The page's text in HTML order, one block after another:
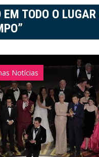
EM TODO O
Notícias